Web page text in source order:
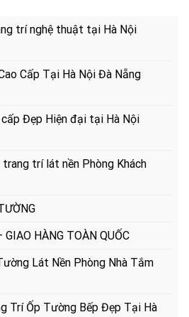
trí nghệ thuật tại Hà Nội
Cấp Tại Hà Nội Đà Nẵng
Đẹp Hiện đại tại Hà Nội
trang trí lát nền Phòng Khách
GIAO HÀNG TOÀN QUỐC
Lát Nền Phòng Nhà Tắm
Trí Ốp Tường Bếp Đẹp Tại Hà